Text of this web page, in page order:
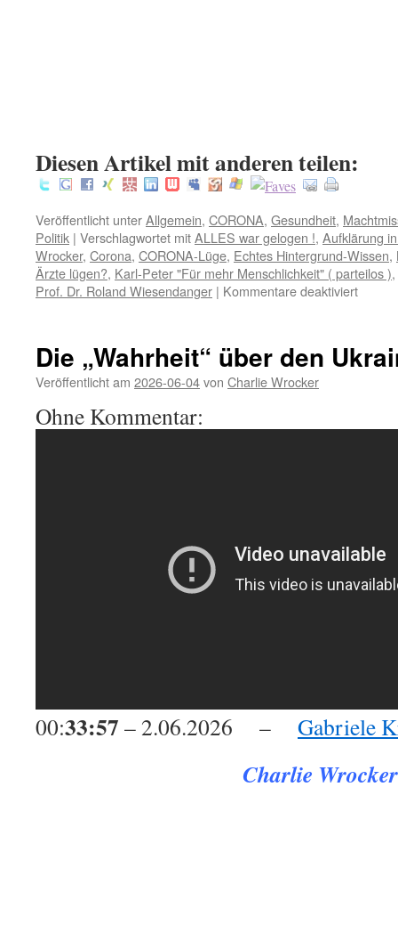
Diesen Artikel mit anderen teilen:
Veröffentlicht unterAllgemein, CORONA, Gesundheit,
Politik | Verschlagwortet mitALLES war gelogen !, Aufklärung
Wrocker, Corona, CORONA-Lüge, Echtes Hintergrund-Wissen,
Ärzte lügen?, Karl-Peter "Für mehr Menschlichkeit" ( parteilos ),
Prof. Dr. Roland Wiesendanger | Kommentare deaktiviertfür
Die „Wahrheit“ über den
Veröffentlicht am 2026-06-04von Charlie Wrocker
Ohne Kommentar:
00:33:57 – 2.06.2026 – Gabriele
Charlie Wrocker